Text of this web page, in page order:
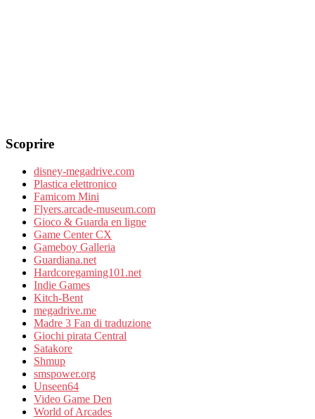
Scoprire
disney-megadrive.com
Plastica elettronico
Famicom Mini
Flyers.arcade-museum.com
Gioco & Guarda en ligne
Game Center CX
Gameboy Galleria
Guardiana.net
Hardcoregaming101.net
Indie Games
Kitch-Bent
megadrive.me
Madre 3 Fan di traduzione
Giochi pirata Central
Satakore
Shmup
smspower.org
Unseen64
Video Game Den
World of Arcades